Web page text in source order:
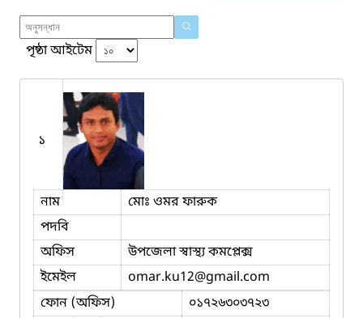
পৃষ্ঠা আইটেম
১
নাম
মোঃ ওমর ফারুক
পদবি
অফিস
উপজেলা স্বাস্থ্য কমপ্লেক্স
ইমেইল
omar.ku12@gmail.com
ফোন (অফিস)
০১৭২৬৩০৩৭২৩